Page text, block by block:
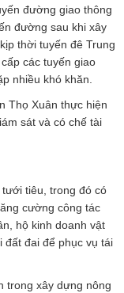
đường giao thông
đường sau khi xây
thời tuyến đê Trung
các tuyến giao
nhiều khó khăn.
Thọ Xuân thực hiện
sát và có chế tài
tiêu, trong đó có
cường công tác
hộ kinh doanh vật
đất đai để phục vụ tái
trong xây dựng nông